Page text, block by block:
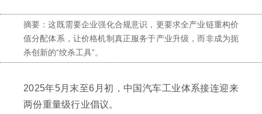
摘要：这既需要企业强化合规意识，更要求全产业链重构价
值分配体系，让价格机制真正服务于产业升级，而非成为扼
杀创新的“绞杀工具”。
2025年5月末至6月初，中国汽车工业体系接连迎来
两份重量级行业倡议。